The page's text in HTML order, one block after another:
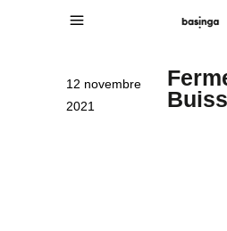
12 novembre
2021